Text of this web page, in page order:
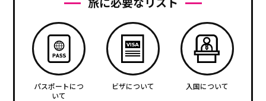
パスポートにつ
いて
ビザについて 入国について